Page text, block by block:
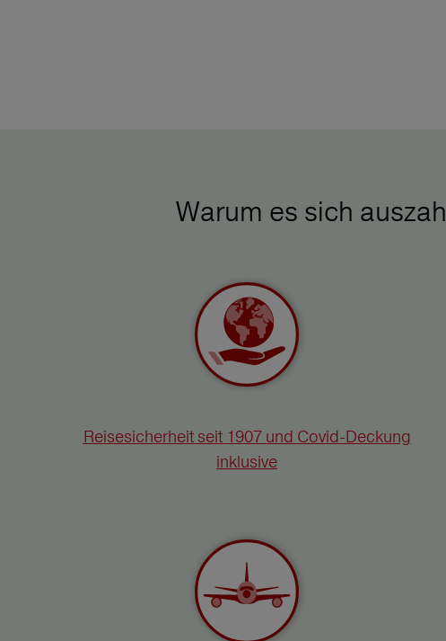
Warum es sich
Reisesicherheit seit 1907 und Covid-Deckung
inklusive